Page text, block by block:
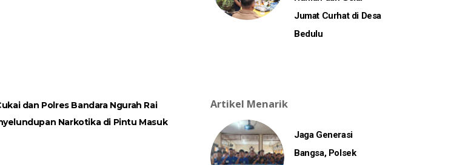
dan Polres Bandara Ngurah Rai
Narkotika di Pintu Masuk
Jumat Curhat di Desa
Bedulu
Artikel Menarik
Jaga Generasi
Bangsa, Polsek